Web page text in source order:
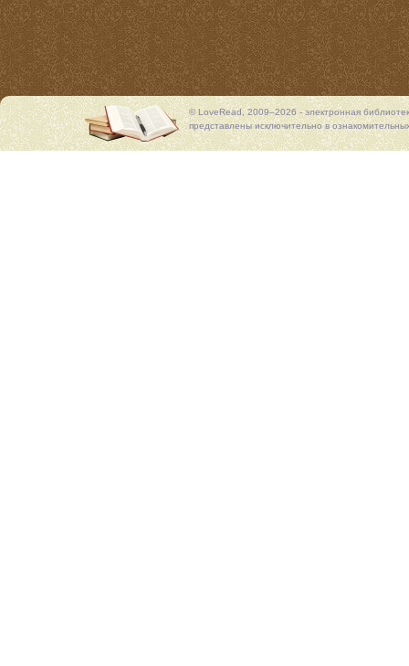
© LoveRead, 2009–2026 - электронная
представлены исключительно в